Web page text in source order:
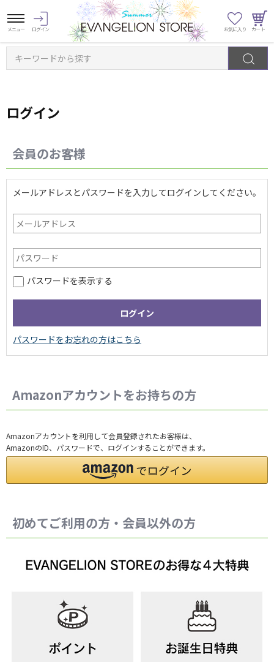
キーワードから探す
ログイン
会員のお客様
メールアドレスとパスワードを入力してログインしてください。
パスワードを表示する
Amazonアカウントをお持ちの方
Amazonアカウントを利用して会員登録されたお客様は、
AmazonのID、パスワードで、ログインすることができます。
初めてご利用の方・会員以外の方